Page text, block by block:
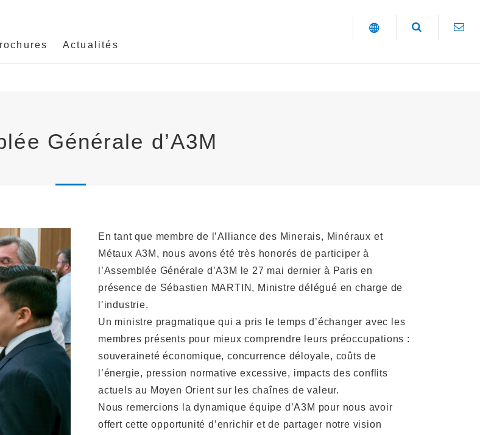
Actualités
Générale d’A3M
En tant que membre de l’Alliance des Minerais, Minéraux et
Métaux A3M, nous avons été très honorés de participer à
l’Assemblée Générale d’A3M le 27 mai dernier à Paris en
présence de Sébastien MARTIN, Ministre délégué en charge de
l’industrie.
Un ministre pragmatique qui a pris le temps d’échanger avec les
membres présents pour mieux comprendre leurs préoccupations :
souveraineté économique, concurrence déloyale, coûts de
l’énergie, pression normative excessive, impacts des conflits
actuels au Moyen Orient sur les chaînes de valeur.
Nous remercions la dynamique équipe d’A3M pour nous avoir
offert cette opportunité d’enrichir et de partager notre vision